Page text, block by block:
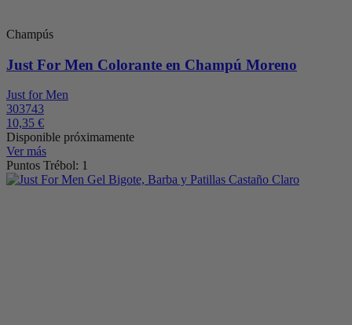
Champús
Just For Men Colorante en Champú Moreno
Just for Men
303743
10,35 €
Disponible próximamente
Ver más
Puntos Trébol: 1